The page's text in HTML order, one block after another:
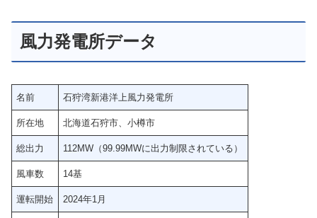
風力発電所データ
名前 石狩湾新港洋上風力発電所
所在地 北海道石狩市、小樽市
総出力 112MW（99.99MWに出力制限されている）
風車数 14基
運転開始 2024年1月